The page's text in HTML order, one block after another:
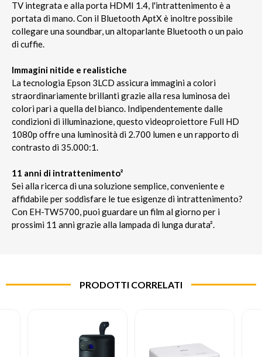
TV integrata e alla porta HDMI 1.4, l'intrattenimento è a
portata di mano. Con il Bluetooth AptX è inoltre possibile
collegare una soundbar, un altoparlante Bluetooth o un paio
di cuffie.
Immagini nitide e realistiche
La tecnologia Epson 3LCD assicura immagini a colori
straordinariamente brillanti grazie alla resa luminosa dei
colori pari a quella del bianco. Indipendentemente dalle
condizioni di illuminazione, questo videoproiettore Full HD
1080p offre una luminosità di 2.700 lumen e un rapporto di
contrasto di 35.000:1.
11 anni di intrattenimento²
Sei alla ricerca di una soluzione semplice, conveniente e
affidabile per soddisfare le tue esigenze di intrattenimento?
Con EH-TW5700, puoi guardare un film al giorno per i
prossimi 11 anni grazie alla lampada di lunga durata².
PRODOTTI CORRELATI